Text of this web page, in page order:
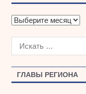
ГЛАВЫ РЕГИОНА
А
х
ы